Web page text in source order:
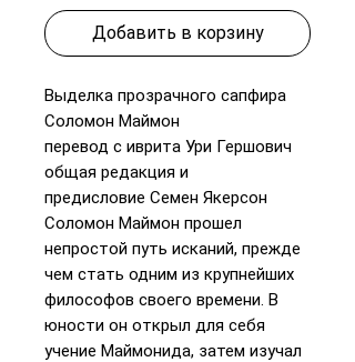
Добавить в корзину
Выделка прозрачного сапфира
Соломон Маймон
перевод с иврита Ури Гершович
общая редакция и
предисловие Семен Якерсон
Соломон Маймон прошел
непростой путь исканий, прежде
чем стать одним из крупнейших
философов своего времени. В
юности он открыл для себя
учение Маймонида, затем изучал